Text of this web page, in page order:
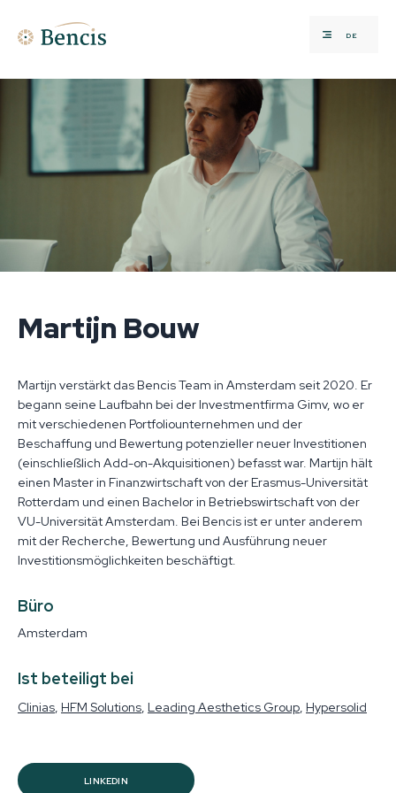
DE
Martijn Bouw
Martijn verstärkt das Bencis Team in Amsterdam seit 2020. Er
begann seine Laufbahn bei der Investmentfirma Gimv, wo er
mit verschiedenen Portfoliounternehmen und der
Beschaffung und Bewertung potenzieller neuer Investitionen
(einschließlich Add-on-Akquisitionen) befasst war. Martijn hält
einen Master in Finanzwirtschaft von der Erasmus-Universität
Rotterdam und einen Bachelor in Betriebswirtschaft von der
VU-Universität Amsterdam. Bei Bencis ist er unter anderem
mit der Recherche, Bewertung und Ausführung neuer
Investitionsmöglichkeiten beschäftigt.
Büro
Amsterdam
Ist beteiligt bei
Clinias HFM Solutions Leading Aesthetics Group Hypersolid
LINKEDIN